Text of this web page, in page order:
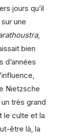
jours qu’il
une
,
bien
d’années
Nietzsche
très grand
le culte et la
être là, la